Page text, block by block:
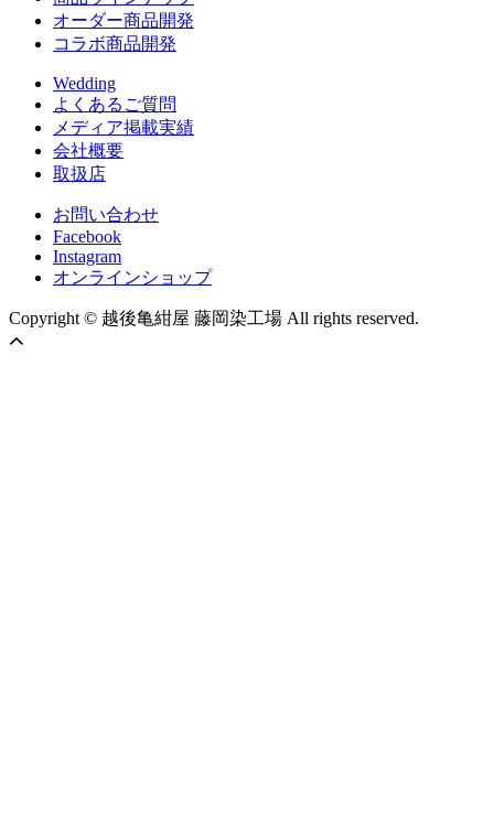
オーダー商品開発
コラボ商品開発
Wedding
よくあるご質問
メディア掲載実績
会社概要
取扱店
お問い合わせ
Facebook
Instagram
オンラインショップ
Copyright © 越後亀紺屋 藤岡染工場 All rights reserved.